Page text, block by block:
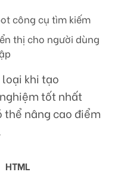
công cụ tìm kiếm
thị cho người dùng
loại khi tạo
tốt nhất
thể nâng cao điểm
HTML